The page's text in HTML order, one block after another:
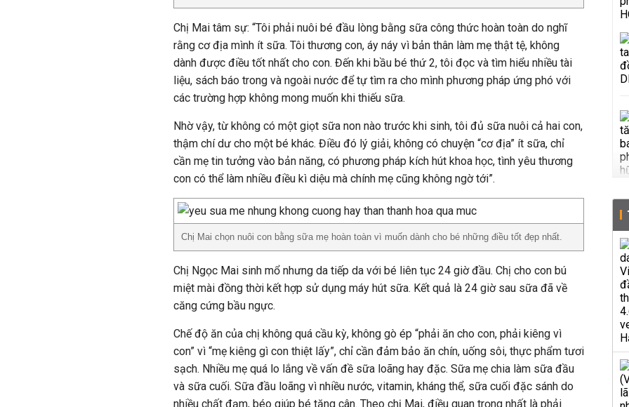
Chị Mai tâm sự: “Tôi phải nuôi bé đầu lòng bằng sữa công thức hoàn toàn do nghĩ
rằng cơ địa mình ít sữa. Tôi thương con, áy náy vì bản thân làm mẹ thật tệ, không
dành được điều tốt nhất cho con. Đến khi bầu bé thứ 2, tôi đọc và tìm hiểu nhiều tài
liệu, sách báo trong và ngoài nước để tự tìm ra cho mình phương pháp ứng phó với
các trường hợp không mong muốn khi thiếu sữa.
Nhờ vậy, từ không có một giọt sữa non nào trước khi sinh, tôi đủ sữa nuôi cả hai con,
thậm chí dư cho một bé khác. Điều đó lý giải, không có chuyện “cơ địa” ít sữa, chỉ
cần mẹ tin tưởng vào bản năng, có phương pháp kích hút khoa học, tình yêu thương
con có thể làm nhiều điều kì diệu mà chính mẹ cũng không ngờ tới”.
Chị Mai chọn nuôi con bằng sữa mẹ hoàn toàn vì muốn dành cho bé những điều tốt đẹp nhất.
Chị Ngọc Mai sinh mổ nhưng da tiếp da với bé liên tục 24 giờ đầu. Chị cho con bú
miệt mài đồng thời kết hợp sử dụng máy hút sữa. Kết quả là 24 giờ sau sữa đã về
căng cứng bầu ngực.
Chế độ ăn của chị không quá cầu kỳ, không gò ép “phải ăn cho con, phải kiêng vì
con” vì “mẹ kiêng gì con thiệt lấy”, chỉ cần đảm bảo ăn chín, uống sôi, thực phẩm tươi
sạch. Nhiều mẹ quá lo lắng về vấn đề sữa loãng hay đặc. Sữa mẹ chia làm sữa đầu
và sữa cuối. Sữa đầu loãng vì nhiều nước, vitamin, kháng thể, sữa cuối đặc sánh do
nhiều chất đạm, béo giúp bé tăng cân. Theo chị Mai, điều quan trọng nhất là phải